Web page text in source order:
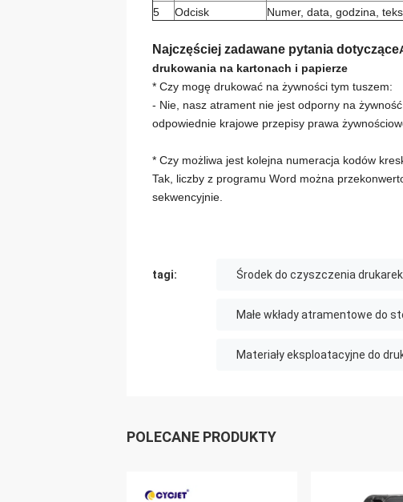
5 Odcisk Numer, data, godzina,
Najczęściej zadawane pytania dotyczące
drukowania na kartonach i papierze
* Czy mogę drukować na żywności tym tuszem:
- Nie, nasz atrament nie jest odporny na
odpowiednie krajowe przepisy prawa
* Czy możliwa jest kolejna numeracja kodów
Tak, liczby z programu Word można
sekwencyjnie.
tagi: Środek do czyszczenia
Małe wkłady atramentowe do
Materiały eksploatacyjne do
POLECANE PRODUKTY